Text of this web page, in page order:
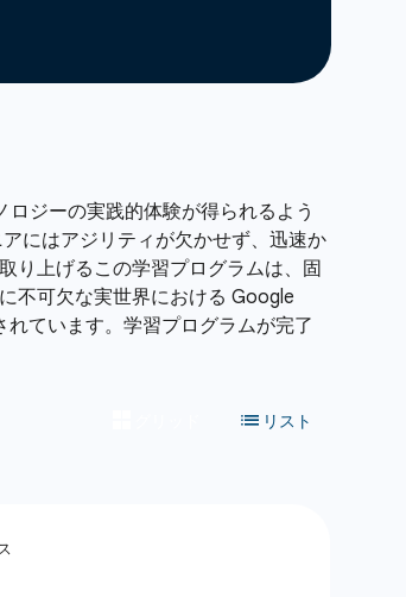
ジーの実践的体験が得られるよう
にはアジリティが欠かせず、迅速か
り上げるこの学習プログラムは、固
不可欠な実世界における Google
ています。学習プログラムが完了